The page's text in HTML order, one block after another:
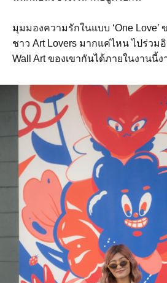
มุมมองความรักในแบบ ‘One Love’
ชาว Art Lovers มากแค่ไหน ไปร่วม
Wall Art ของเขากันได้ภายในงานนี้ง